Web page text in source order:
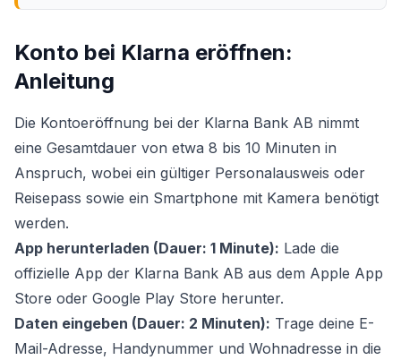
Konto bei Klarna eröffnen:
Anleitung
Die Kontoeröffnung bei der Klarna Bank AB nimmt
eine Gesamtdauer von etwa 8 bis 10 Minuten in
Anspruch, wobei ein gültiger Personalausweis oder
Reisepass sowie ein Smartphone mit Kamera benötigt
werden.
App herunterladen (Dauer: 1 Minute): Lade die
offizielle App der Klarna Bank AB aus dem Apple App
Store oder Google Play Store herunter.
Daten eingeben (Dauer: 2 Minuten): Trage deine E-
Mail-Adresse, Handynummer und Wohnadresse in die